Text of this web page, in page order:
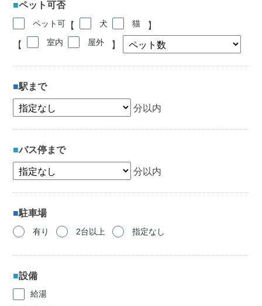
ペット可否
ペット可 【 犬 猫 】
【
室内 屋外 】
駅まで
分以内
バス停まで
分以内
駐車場
有り 2台以上 指定なし
設備
給湯